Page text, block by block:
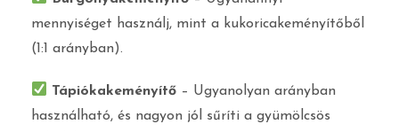
mennyiséget használj, mint a kukoricakeményítőből
(1:1 arányban).
Tápiókakeményítő – Ugyanolyan arányban
használható, és nagyon jól sűríti a gyümölcsös